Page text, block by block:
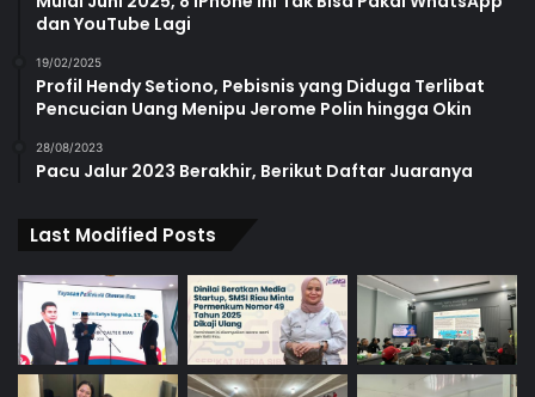
dan YouTube Lagi
19/02/2025
Profil Hendy Setiono, Pebisnis yang Diduga Terlibat
Pencucian Uang Menipu Jerome Polin hingga Okin
28/08/2023
Pacu Jalur 2023 Berakhir, Berikut Daftar Juaranya
Last Modified Posts